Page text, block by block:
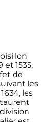
et 1535,
de
les
les